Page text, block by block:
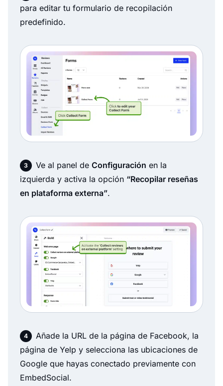
para editar tu formulario de recopilación
predefinido.
Ve al panel de Configuración en la
izquierda y activa la opción “Recopilar reseñas
en plataforma externa”.
Añade la URL de la página de Facebook, la
página de Yelp y selecciona las ubicaciones de
Google que hayas conectado previamente con
EmbedSocial.